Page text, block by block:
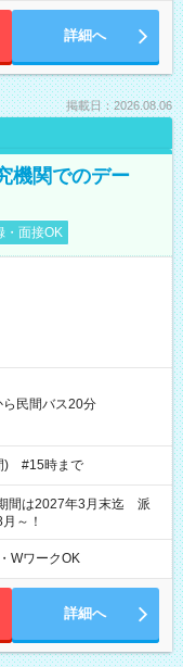
詳細へ
掲載日：2026.08.06
機関でのデー
・面接OK
ら民間バス20分
) #15時まで
間は2027年3月末迄 派
～！
WワークOK
詳細へ